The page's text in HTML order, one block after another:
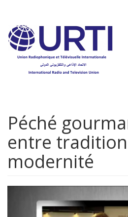
contenu
principal
Péché
entre
modernité